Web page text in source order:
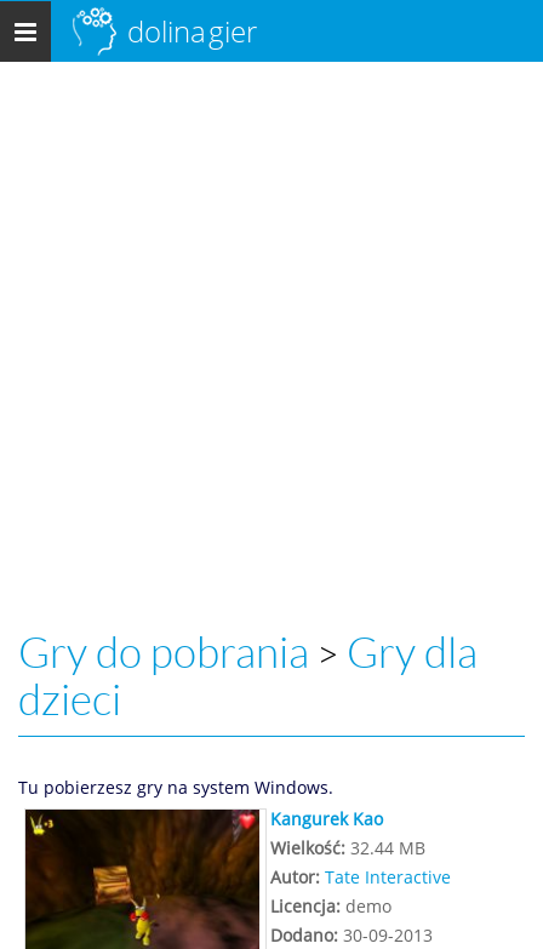
Menu
główne
dolinagier
Gry do pobrania > Gry dla
dzieci
Tu pobierzesz gry na system Windows.
Kangurek Kao
Wielkość: 32.44 MB
Autor: Tate Interactive
Licencja: demo
Dodano: 30-09-2013